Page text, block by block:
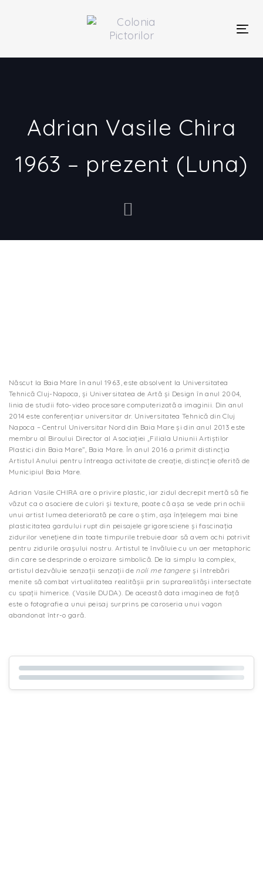
Adrian Vasile Chira
1963 – prezent (Luna)
Născut la Baia Mare în anul 1963, este absolvent la Universitatea
Tehnică Cluj-Napoca, și Universitatea de Artă și Design în anul 2004,
linia de studii foto-video procesare computerizată a imaginii. Din anul
2014 este conferenţiar universitar dr. Universitatea Tehnică din Cluj
Napoca – Centrul Universitar Nord din Baia Mare și din anul 2013 este
membru al Biroului Director al Asociaţiei „Filiala Uniunii Artiştilor
Plastici din Baia Mare”, Baia Mare. În anul 2016 a primit distincția
Artistul Anului pentru întreaga activitate de creație, distincție oferită de
Municipiul Baia Mare.
Adrian Vasile CHIRA are o privire plastic, iar zidul decrepit mertă să fie
văzut ca o asociere de culori și texture, poate că așa se vede prin ochii
unui artist lumea deteriorată pe care o știm, așa înțelegem mai bine
plasticitatea gardului rupt din peisajele grigoresciene și fascinația
zidurilor venețiene din toate timpurile trebuie doar să avem ochi potrivit
pentru zidurile orașului nostru. Artistul te învăluie cu un aer metaphoric
din care se desprinde o eroizare simbolică. De la simplu la complex,
artistul dezvăluie senzații senzații de noli me tangere și întrebări
menite să combat virtualitatea realitășii prin suprarealităși intersectate
cu spații himerice. (Vasile DUDA). De această data imaginea de față
este o fotografie a unui peisaj surprins pe caroseria unui vagon
abandonat într-o gară.